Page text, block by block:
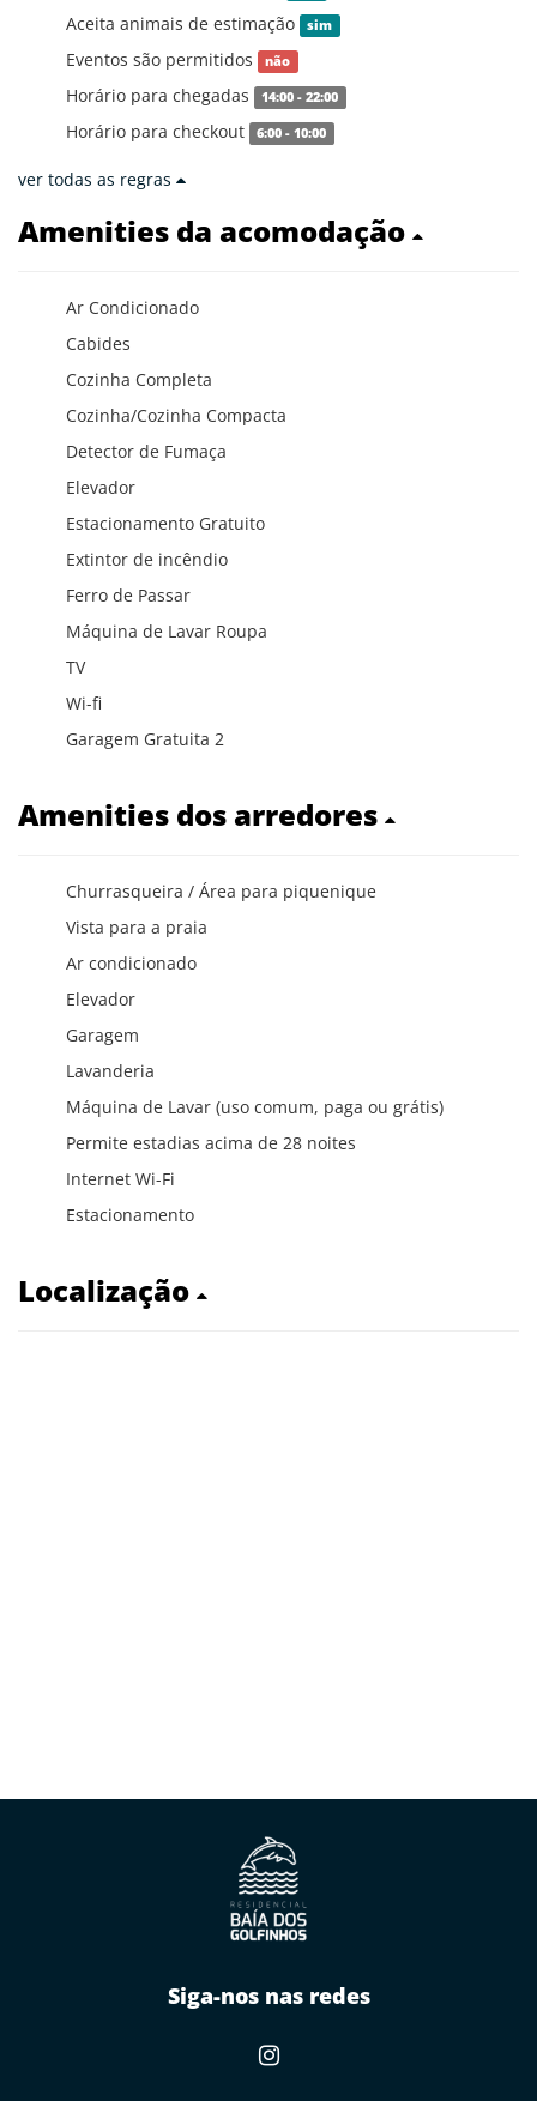
Aceita animais de estimação sim
Eventos são permitidos não
Horário para chegadas 14:00 - 22:00
Horário para checkout 6:00 - 10:00
ver todas as regras
Amenities da acomodação
Ar Condicionado
Cabides
Cozinha Completa
Cozinha/Cozinha Compacta
Detector de Fumaça
Elevador
Estacionamento Gratuito
Extintor de incêndio
Ferro de Passar
Máquina de Lavar Roupa
TV
Wi-fi
Garagem Gratuita 2
Amenities dos arredores
Churrasqueira / Área para piquenique
Vista para a praia
Ar condicionado
Elevador
Garagem
Lavanderia
Máquina de Lavar (uso comum, paga ou grátis)
Permite estadias acima de 28 noites
Internet Wi-Fi
Estacionamento
Localização
Siga-nos nas redes